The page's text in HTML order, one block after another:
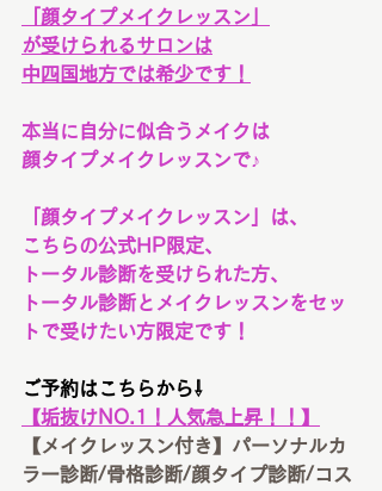
「顔タイプメイクレッスン」
が受けられるサロンは
中四国地方では希少です！
本当に自分に似合うメイクは
顔タイプメイクレッスンで♪
「顔タイプメイクレッスン」は、
こちらの公式HP限定、
トータル診断を受けられた方、
トータル診断とメイクレッスンをセッ
トで受けたい方限定です！
ご予約はこちらから⇩
【垢抜けNO.1！人気急上昇！！】
【メイクレッスン付き】パーソナルカ
ラー診断/骨格診断/顔タイプ診断/コス